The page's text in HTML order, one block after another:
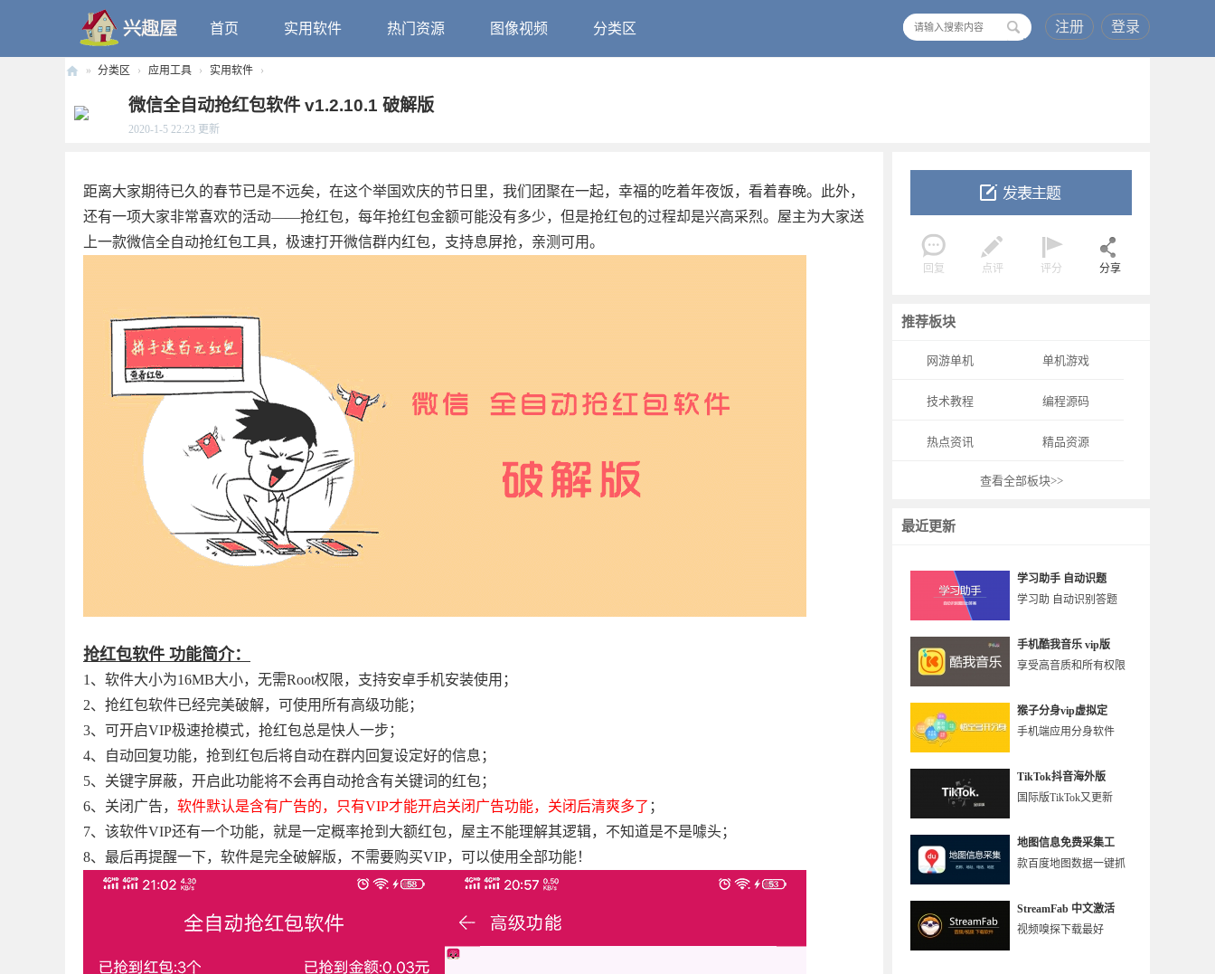
首页 实用软件 热门资源 图像视频 分类区 注册 登录
趣
» 分类区 › 应用工具 › 实用软件 ›
微信全自动抢红包软件 v1.2.10.1 破解版
2020-1-5 22:23 更新
回复 点评 评分 分享
推荐板块
网游单机 单机游戏
技术教程 编程源码
热点资讯 精品资源
查看全部板块>>
最近更新
学习助手 自动识题
学习助 自动识别答题
手机酷我音乐 vip版
享受高音质和所有权限
猴子分身vip虚拟定
手机端应用分身软件
TikTok抖音海外版
国际版TikTok又更新
地图信息免费采集工
款百度地图数据一键抓
StreamFab 中文激活
视频嗅探下载最好
距离大家期待已久的春节已是不远矣，在这个举国欢庆的节日里，我们团聚在一起，幸福的吃着年夜饭，看着春晚。此外，
还有一项大家非常喜欢的活动——抢红包，每年抢红包金额可能没有多少，但是抢红包的过程却是兴高采烈。屋主为大家送
上一款微信全自动抢红包工具，极速打开微信群内红包，支持息屏抢，亲测可用。
抢红包软件 功能简介：
1、软件大小为16MB大小，无需Root权限，支持安卓手机安装使用；
2、抢红包软件已经完美破解，可使用所有高级功能；
3、可开启VIP极速抢模式，抢红包总是快人一步；
4、自动回复功能，抢到红包后将自动在群内回复设定好的信息；
5、关键字屏蔽，开启此功能将不会再自动抢含有关键词的红包；
6、关闭广告， 软件默认是含有广告的，只有VIP才能开启关闭广告功能，关闭后清爽多了 ；
7、该软件VIP还有一个功能，就是一定概率抢到大额红包，屋主不能理解其逻辑，不知道是不是噱头；
8、最后再提醒一下，软件是完全破解版，不需要购买VIP，可以使用全部功能！